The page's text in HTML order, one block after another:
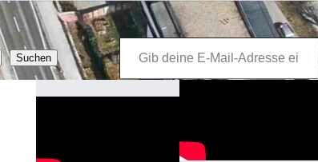
Suchen
Gib deine E-Mail-Adresse ein …